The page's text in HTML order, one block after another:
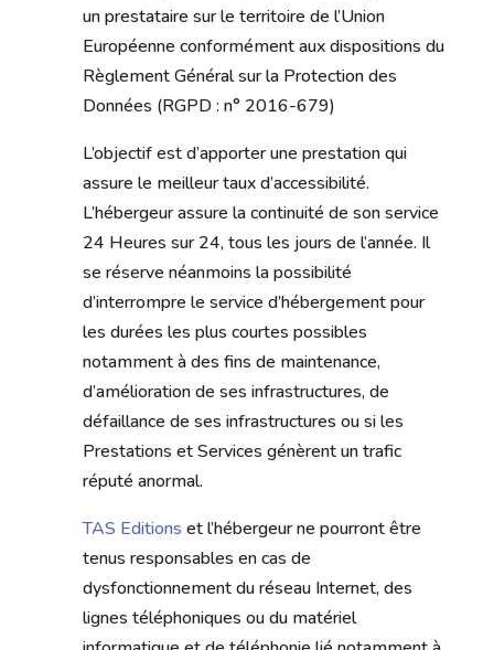
un prestataire sur le territoire de l’Union
Européenne conformément aux dispositions du
Règlement Général sur la Protection des
Données (RGPD : n° 2016-679)
L’objectif est d’apporter une prestation qui
assure le meilleur taux d’accessibilité.
L’hébergeur assure la continuité de son service
24 Heures sur 24, tous les jours de l’année. Il
se réserve néanmoins la possibilité
d’interrompre le service d’hébergement pour
les durées les plus courtes possibles
notamment à des fins de maintenance,
d’amélioration de ses infrastructures, de
défaillance de ses infrastructures ou si les
Prestations et Services génèrent un trafic
réputé anormal.
TAS Editions et l’hébergeur ne pourront être
tenus responsables en cas de
dysfonctionnement du réseau Internet, des
lignes téléphoniques ou du matériel